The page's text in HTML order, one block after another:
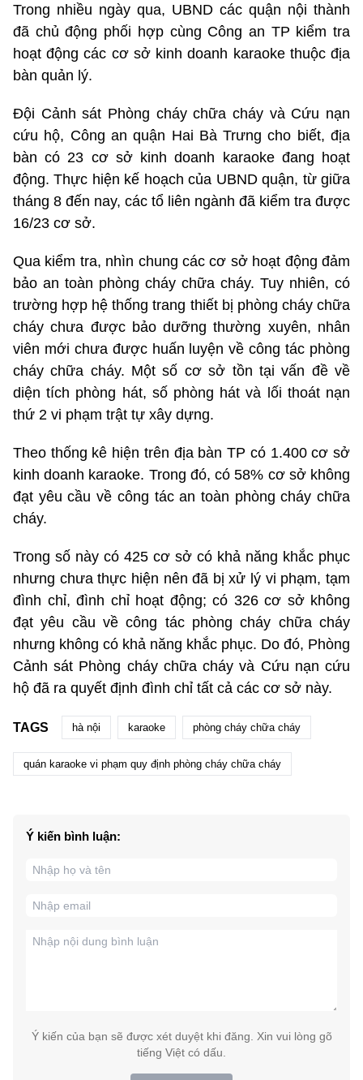
Trong nhiều ngày qua, UBND các quận nội thành
đã chủ động phối hợp cùng Công an TP kiểm tra
hoạt động các cơ sở kinh doanh karaoke thuộc địa
bàn quản lý.
Đội Cảnh sát Phòng cháy chữa cháy và Cứu nạn
cứu hộ, Công an quận Hai Bà Trưng cho biết, địa
bàn có 23 cơ sở kinh doanh karaoke đang hoạt
động. Thực hiện kế hoạch của UBND quận, từ giữa
tháng 8 đến nay, các tổ liên ngành đã kiểm tra được
16/23 cơ sở.
Qua kiểm tra, nhìn chung các cơ sở hoạt động đảm
bảo an toàn phòng cháy chữa cháy. Tuy nhiên, có
trường hợp hệ thống trang thiết bị phòng cháy chữa
cháy chưa được bảo dưỡng thường xuyên, nhân
viên mới chưa được huấn luyện về công tác phòng
cháy chữa cháy. Một số cơ sở tồn tại vấn đề về
diện tích phòng hát, số phòng hát và lối thoát nạn
thứ 2 vi phạm trật tự xây dựng.
Theo thống kê hiện trên địa bàn TP có 1.400 cơ sở
kinh doanh karaoke. Trong đó, có 58% cơ sở không
đạt yêu cầu về công tác an toàn phòng cháy chữa
cháy.
Trong số này có 425 cơ sở có khả năng khắc phục
nhưng chưa thực hiện nên đã bị xử lý vi phạm, tạm
đình chỉ, đình chỉ hoạt động; có 326 cơ sở không
đạt yêu cầu về công tác phòng cháy chữa cháy
nhưng không có khả năng khắc phục. Do đó, Phòng
Cảnh sát Phòng cháy chữa cháy và Cứu nạn cứu
hộ đã ra quyết định đình chỉ tất cả các cơ sở này.
TAGS hà nội karaoke phòng cháy chữa cháy
quán karaoke vi phạm quy định phòng cháy chữa cháy
Ý kiến bình luận:
Ý kiến của bạn sẽ được xét duyệt khi đăng. Xin vui lòng gõ
tiếng Việt có dấu.